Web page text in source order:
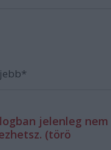
jelenleg nem
(törö